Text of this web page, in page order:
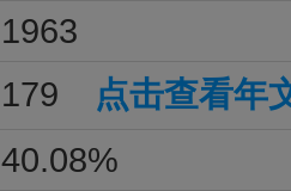
1963
179 点击查看年
40.08%